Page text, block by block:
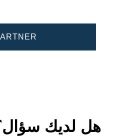
هل لديك